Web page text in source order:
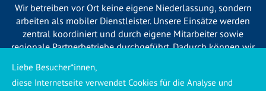
Wir betreiben vor Ort keine eigene Niederlassung, sondern
arbeiten als mobiler Dienstleister. Unsere Einsätze werden
zentral koordiniert und durch eigene Mitarbeiter sowie
regionale Partnerbetriebe durchgeführt. Dadurch können wir
Service sicherstellen. Sollte kein eigener Mitarbeiter
unmittelbar verfügbar sein, übernehmen Partnerbetriebe aus
Liebe Besucher*innen,
diese Internetseite verwendet Cookies für die Analyse und